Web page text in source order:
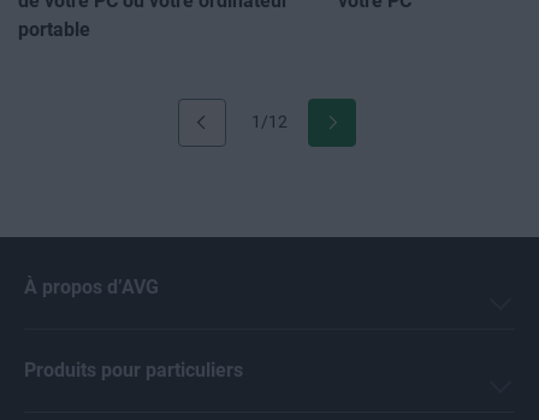
1/12
portable
À propos d’AVG
Produits pour particuliers